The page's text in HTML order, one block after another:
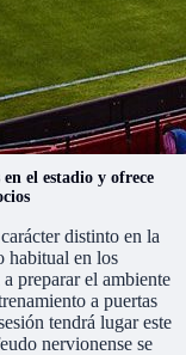
el estadio y ofrece
distinto en la
habitual en los
preparar el ambiente
a puertas
tendrá lugar este
nervionense se